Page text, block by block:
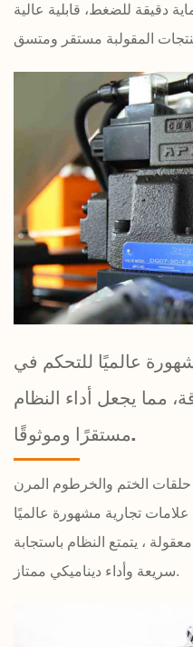
دقيقة للضغط، قابلية عالية
عالميًا للتحكم في
مما يجعل أداء النظام
مستقرًا وموثوقًا.
حلقات الختم والخرطوم المرن
، يتمتع النظام باستجابة
سريعة وأداء ديناميكي ممتاز.